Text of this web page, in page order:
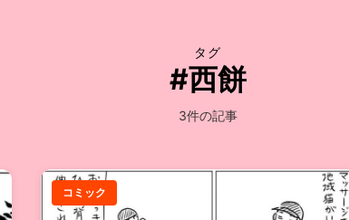
タグ
#西餅
3件の記事
コミック